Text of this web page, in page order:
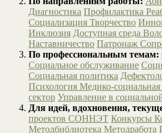
Диагностика Профилактика
Социализация Творчество
Инклюзия Доступная среда
Наставничество Патронаж
По профессиональным темам:
Социальное обслуживание
Социальная политика
Психология Медико-социальная
сектор Управление в
Для идей, вдохновения,
проектов СОННЭТ Конкурсы
Методбиблиотека Методработа